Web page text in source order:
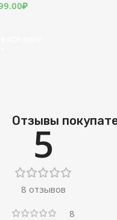
Отзывы
5
8 отзывов
8